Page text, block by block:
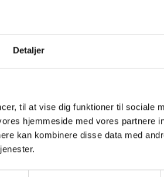
Detaljer
til at vise dig funktioner til sociale
hjemmeside med vores partnere
kan kombinere disse data med